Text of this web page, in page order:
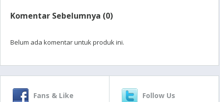
Komentar Sebelumnya (0)
Belum ada komentar untuk produk ini.
Fans & Like Follow Us